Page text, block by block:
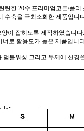
탄한 20수 프리미엄코튼/폴리
수축을 극최소화한 제품입니
이 잡히도록 제작하였습니다.
너로 활용도가 높은 제품입니
블워싱 그리고 두께에 신경